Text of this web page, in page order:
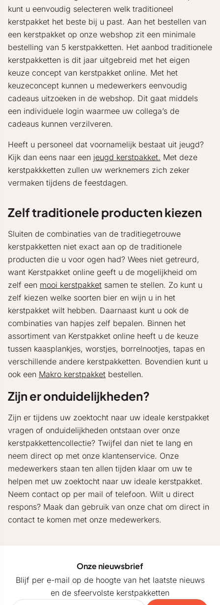
kunt u eenvoudig selecteren welk traditioneel
kerstpakket het beste bij u past. Aan het bestellen van
een kerstpakket op onze webshop zit een minimale
bestelling van 5 kerstpakketten. Het aanbod traditionele
kerstpakketten is dit jaar uitgebreid met het eigen
keuze concept van kerstpakket online. Met het
keuzeconcept kunnen u medewerkers eenvoudig
cadeaus uitzoeken in de webshop. Dit gaat middels
een individuele login waarmee uw collega’s de
cadeaus kunnen verzilveren.
Heeft u personeel dat voornamelijk bestaat uit jeugd?
Kijk dan eens naar een jeugd kerstpakket. Met deze
kerstpakkketten zullen uw werknemers zich zeker
vermaken tijdens de feestdagen.
Zelf traditionele producten kiezen
Sluiten de combinaties van de traditiegetrouwe
kerstpakketten niet exact aan op de traditionele
producten die u voor ogen had? Wees niet getreurd,
want Kerstpakket online geeft u de mogelijkheid om
zelf een mooi kerstpakket samen te stellen. Zo kunt u
zelf kiezen welke soorten bier en wijn u in het
kerstpakket wilt hebben. Daarnaast kunt u ook de
combinaties van hapjes zelf bepalen. Binnen het
assortiment van Kerstpakket online heeft u de keuze
tussen kaasplankjes, worstjes, borrelnootjes, tapas en
verschillende andere kerstpakketten. Bovendien kunt u
ook een Makro kerstpakket bestellen.
Zijn er onduidelijkheden?
Zijn er tijdens uw zoektocht naar uw ideale kerstpakket
vragen of onduidelijkheden ontstaan over onze
kerstpakkettencollectie? Twijfel dan niet te lang en
neem direct op met onze klantenservice. Onze
medewerkers staan ten allen tijden klaar om uw te
helpen met uw zoektocht naar uw ideale kerstpakket.
Neem contact op per mail of telefoon. Wilt u direct
respons? Maak dan gebruik van onze chat om direct in
contact te komen met onze medewerkers.
Onze nieuwsbrief
Blijf per e-mail op de hoogte van het laatste nieuws
en de sfeervolste kerstpakketten